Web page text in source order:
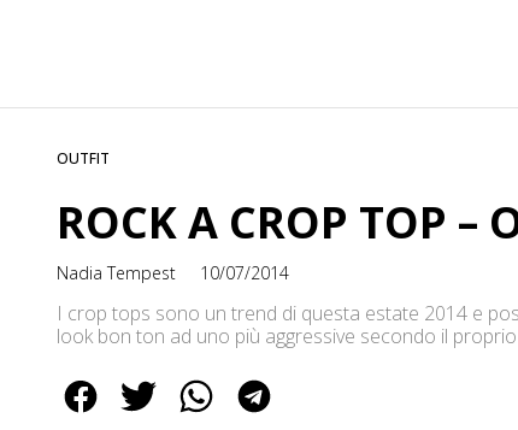
OUTFIT
ROCK A CROP TOP –
Nadia Tempest 10/07/2014
I crop tops sono un trend di questa estate 2014 e
look bon ton ad uno più aggressive secondo il